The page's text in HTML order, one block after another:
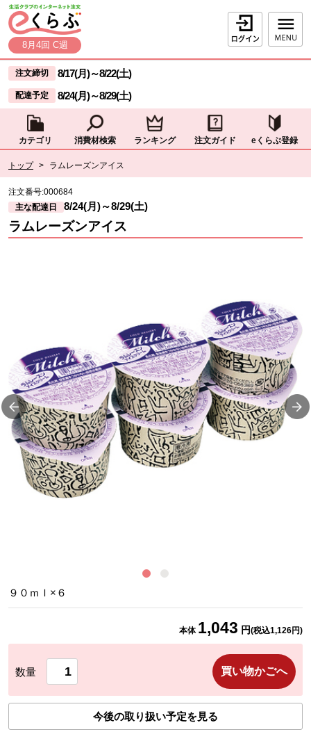
ページの先頭です。
本文へジャンプする。
8月4回 C週
ログイン
ここからサイト内共通メニューです。
サイト内共通メニューをスキップする
注文締切 8/17(月)～8/22(土)
配達予定 8/24(月)～8/29(土)
カテゴリ 消費材検索 ランキング 注文ガイド eくらぶ登録
トップ > ラムレーズンアイス
現在位置ここまで
注文番号:000684
主な配達日
8/24(月)～8/29(土)
ラムレーズンアイス
９０ｍｌ×６
本体 1,043 円(税込1,126円)
数量 買い物かごへ
今後の取り扱い予定を見る